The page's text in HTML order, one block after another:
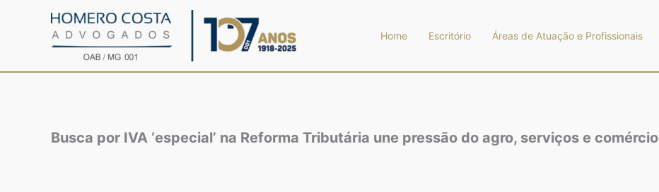
Home Escritório Áreas de Atuação e Profissionais
Busca por IVA ‘especial’ na Reforma Tributária une pressão do agro, serviços e comércio